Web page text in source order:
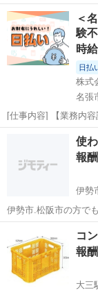
急で探してます。 皆
サイズですが。 225/
225/40/1...
三重 鈴鹿市
＜
験
時
日払
株式
名張
[仕事内容] 【業務内
のお仕事です。 フィ
で快適な環境で就業
業様です。 【取扱製
使
報
伊勢
伊勢市.松阪市の方で
コ
報酬
大三